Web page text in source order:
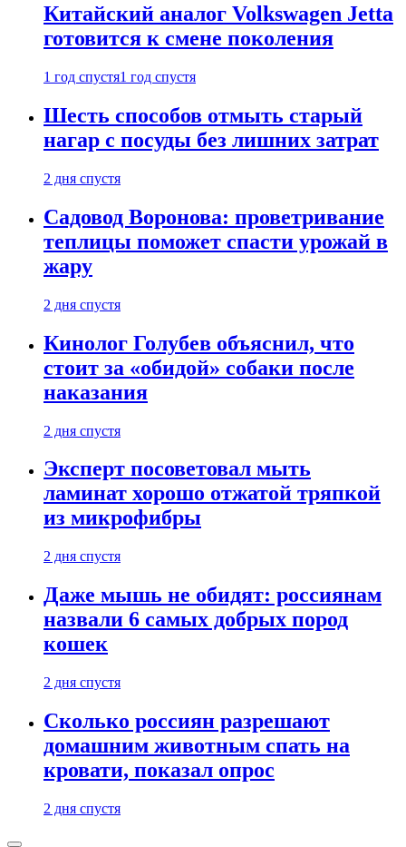
Китайский аналог Volkswagen Jetta
готовится к смене поколения
1 год спустя1 год спустя
Шесть способов отмыть старый
нагар с посуды без лишних затрат
2 дня спустя
Садовод Воронова: проветривание
теплицы поможет спасти урожай в
жару
2 дня спустя
Кинолог Голубев объяснил, что
стоит за «обидой» собаки после
наказания
2 дня спустя
Эксперт посоветовал мыть
ламинат хорошо отжатой тряпкой
из микрофибры
2 дня спустя
Даже мышь не обидят: россиянам
назвали 6 самых добрых пород
кошек
2 дня спустя
Сколько россиян разрешают
домашним животным спать на
кровати, показал опрос
2 дня спустя